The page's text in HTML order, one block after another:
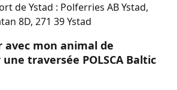
de Ystad : Polferries AB Ystad,
8D, 271 39 Ystad
avec mon animal de
traversée POLSCA Baltic